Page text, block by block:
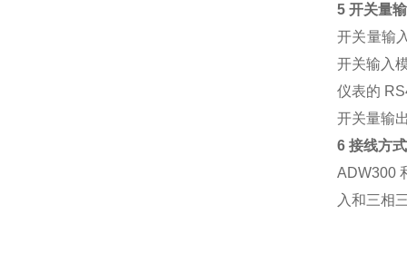
5 开关量
开关量输
开关输入
仪表的
开关量输
6 接线方式
ADW300
入和三相